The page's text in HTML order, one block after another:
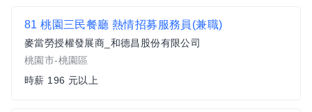
81 桃園三民餐廳 熱情招募服務員(兼職)
麥當勞授權發展商_和德昌股份有限公司
桃園市-桃園區
時薪 196 元以上